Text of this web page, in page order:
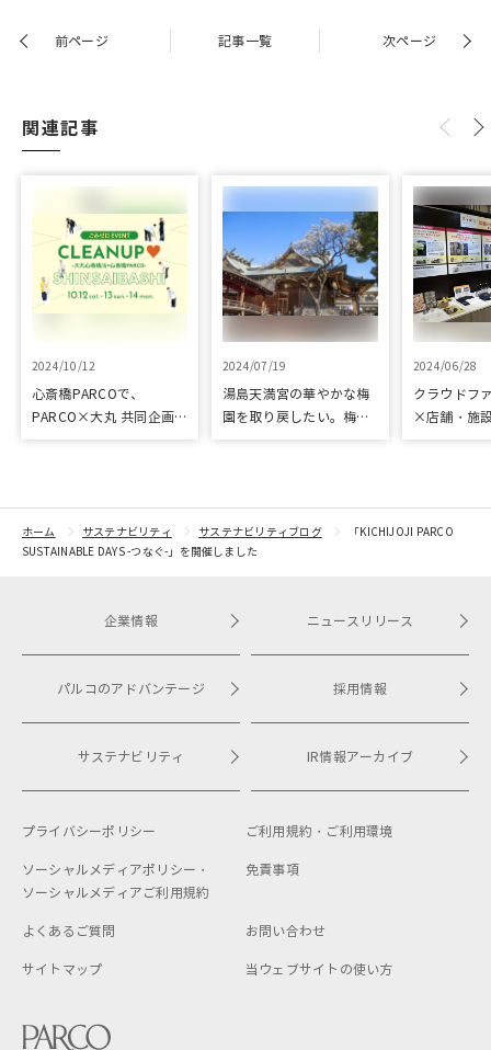
前ページ 記事一覧 次ページ
関連記事
2024/10/12
心斎橋PARCOで、
PARCO×大丸 共同企画
開催！
2024/07/19
湯島天満宮の華やかな梅
園を取り戻したい。梅園
2024/06/28
クラウドフ
×店舗・施
トをピック
紹介
ホーム サステナビリティ サステナビリティブログ
「KICHIJOJI PARCO
SUSTAINABLE DAYS -つなぐ-」を開催しました
企業情報
パルコのアドバンテージ
サステナビリティ
ニュースリリース
採用情報
IR情報アーカイブ
プライバシーポリシー ご利用規約・ ご利用環境
ソーシャルメディアポリシー・
ソーシャルメディアご利用規約
免責事項
よくあるご質問 お問い合わせ
サイトマップ 当ウェブサイトの使い方